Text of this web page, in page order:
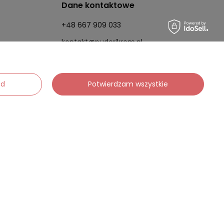
Dane kontaktowe
+48 667 909 033
kontakt@puderikrem.pl
Potwierdzam wszystkie